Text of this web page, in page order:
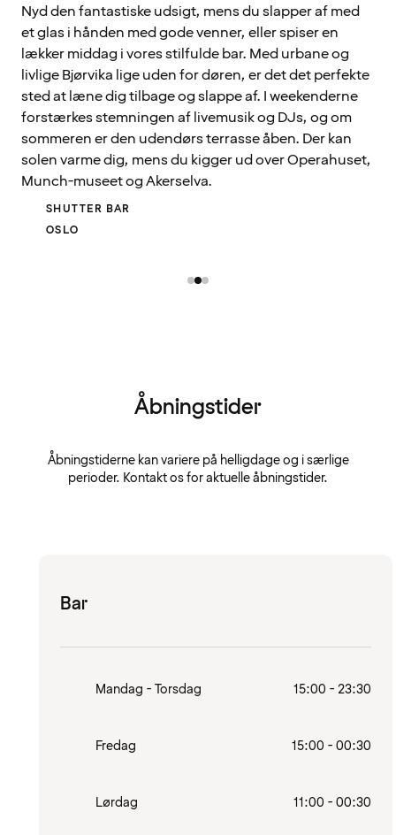
Nyd den fantastiske udsigt, mens du slapper af med
et glas i hånden med gode venner, eller spiser en
lækker middag i vores stilfulde bar. Med urbane og
livlige Bjørvika lige uden for døren, er det det perfekte
sted at læne dig tilbage og slappe af. I weekenderne
forstærkes stemningen af livemusik og DJs, og om
sommeren er den udendørs terrasse åben. Der kan
solen varme dig, mens du kigger ud over Operahuset,
Munch-museet og Akerselva.
SHUTTER BAR
OSLO
Åbningstider
Åbningstiderne kan variere på helligdage og i særlige
perioder. Kontakt os for aktuelle åbningstider.
Bar
Mandag - Torsdag 15:00 - 23:30
Fredag 15:00 - 00:30
Lørdag 11:00 - 00:30